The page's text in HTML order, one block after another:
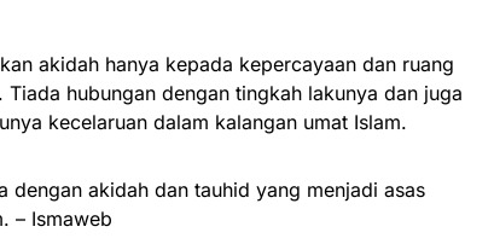
akidah hanya kepada kepercayaan dan ruang
hubungan dengan tingkah lakunya dan juga
kecelaruan dalam kalangan umat Islam.
dengan akidah dan tauhid yang menjadi asas
– Ismaweb